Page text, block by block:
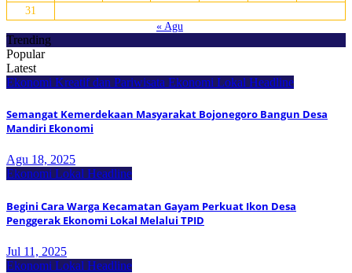
31
« Agu
Trending
Popular
Latest
Ekonomi Kreatif dan Pariwisata Ekonomi Lokal Headline
Semangat Kemerdekaan Masyarakat Bojonegoro Bangun Desa
Mandiri Ekonomi
Agu 18, 2025
Ekonomi Lokal Headline
Begini Cara Warga Kecamatan Gayam Perkuat Ikon Desa
Penggerak Ekonomi Lokal Melalui TPID
Jul 11, 2025
Ekonomi Lokal Headline